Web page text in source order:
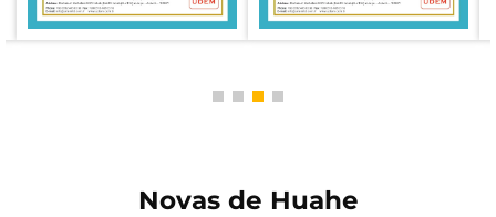
Novas de Huahe